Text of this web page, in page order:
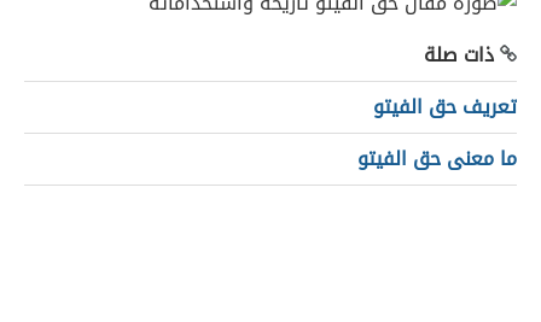
ذات صلة
تعريف حق الفيتو
ما معنى حق الفيتو